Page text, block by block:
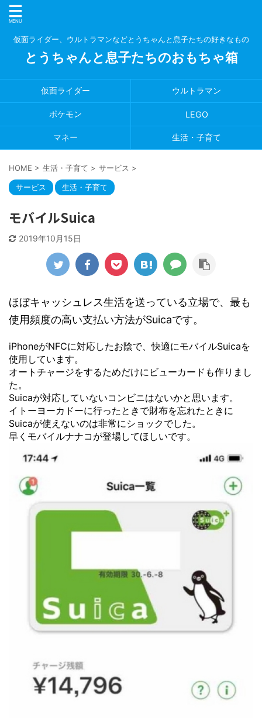
仮面ライダー、ウルトラマンなどとうちゃんと息子たちの好きなもの
とうちゃんと息子たちのおもちゃ箱
仮面ライダー ウルトラマン
ポケモン LEGO
マネー 生活・子育て
HOME > 生活・子育て > サービス >
サービス 生活・子育て
モバイルSuica
2019年10月15日
ほぼキャッシュレス生活を送っている立場で、最も
使用頻度の高い支払い方法がSuicaです。
iPhoneがNFCに対応したお陰で、快適にモバイルSuicaを
使用しています。
オートチャージをするためだけにビューカードも作りまし
た。
Suicaが対応していないコンビニはないかと思います。
イトーヨーカドーに行ったときで財布を忘れたときに
Suicaが使えないのは非常にショックでした。
早くモバイルナナコが登場してほしいです。